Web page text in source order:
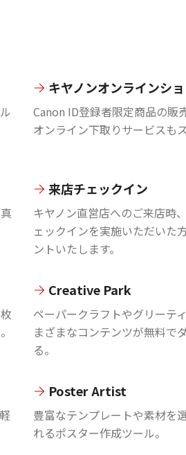
キヤノンオンラインシ
Canon ID登録者限定商品の販
オンライン下取りサービスも
来店チェックイン
キヤノン直営店へのご来店時
ェックインを実施いただいた
ントいたします。
Creative Park
ペーパークラフトやグリーテ
まざまなコンテンツが無料で
る。
Poster Artist
豊富なテンプレートや素材を
れるポスター作成ツール。